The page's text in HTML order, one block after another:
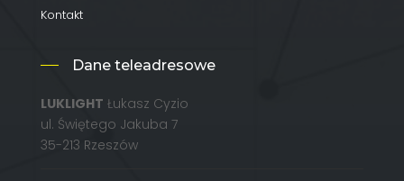
Kontakt
Dane teleadresowe
LUKLIGHT Łukasz Cyzio
ul. Świętego Jakuba 7
35-213 Rzeszów